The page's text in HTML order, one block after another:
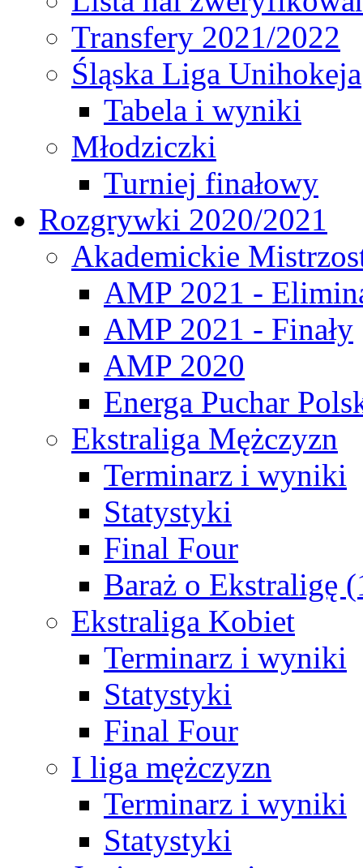
Transfery 2021/2022
Śląska Liga Unihokeja
Tabela i wyniki
Młodziczki
Turniej finałowy
Rozgrywki 2020/2021
Akademickie
AMP 2021 -
AMP 2021 - Finały
AMP 2020
Energa Puchar
Ekstraliga Mężczyzn
Terminarz i wyniki
Statystyki
Final Four
Baraż o Ekstraligę
Ekstraliga Kobiet
Terminarz i wyniki
Statystyki
Final Four
I liga mężczyzn
Terminarz i wyniki
Statystyki